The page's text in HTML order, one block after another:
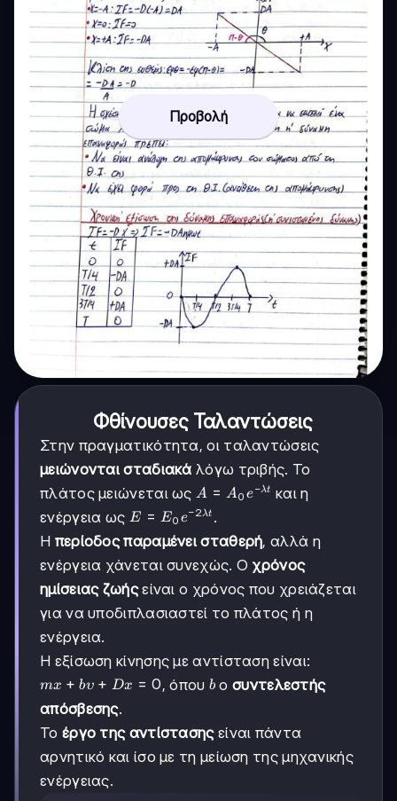
Προβολή
Φθίνουσες Ταλαντώσεις
Στην πραγματικότητα, οι ταλαντώσεις
μειώνονται σταδιακά λόγω τριβής. Το
πλάτος μειώνεται ωςA =
A_0
e^{-
λt}
A = A0 e−λt και η
ενέργεια ως E = E_0
e^{-2λt}
E = E0 e−2λt .
Η περίοδος παραμένει σταθερή, αλλά η
ενέργεια χάνεται συνεχώς. Ο χρόνος
ημίσειας ζωήςείναι ο χρόνος που χρειάζεται
για να υποδιπλασιαστεί το πλάτος ή η
ενέργεια.
Η εξίσωση κίνησης με αντίσταση είναι:
mx
+
bυ
+
Dx
0
mx + bυ + Dx = 0, όπου b
b οσυντελεστής
απόσβεσης.
Το έργο της αντίστασηςείναι πάντα
αρνητικό και ίσο με τη μείωση της μηχανικής
ενέργειας.